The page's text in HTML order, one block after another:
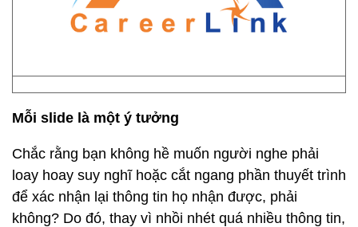
Mỗi slide là một ý tưởng
Chắc rằng bạn không hề muốn người nghe phải
loay hoay suy nghĩ hoặc cắt ngang phần thuyết trình
để xác nhận lại thông tin họ nhận được, phải
không? Do đó, thay vì nhồi nhét quá nhiều thông tin,